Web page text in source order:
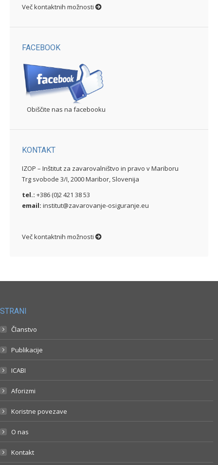
Več kontaktnih možnosti
FACEBOOK
Obiščite nas na facebooku
KONTAKT
IZOP – Inštitut za zavarovalništvo in pravo v Mariboru
Trg svobode 3/I, 2000 Maribor, Slovenija
tel.: +386 (0)2 421 38 53
email: institut@zavarovanje-osiguranje.eu
Več kontaktnih možnosti
STRANI
Članstvo
Publikacije
ICABI
Aforizmi
Koristne povezave
O nas
Kontakt